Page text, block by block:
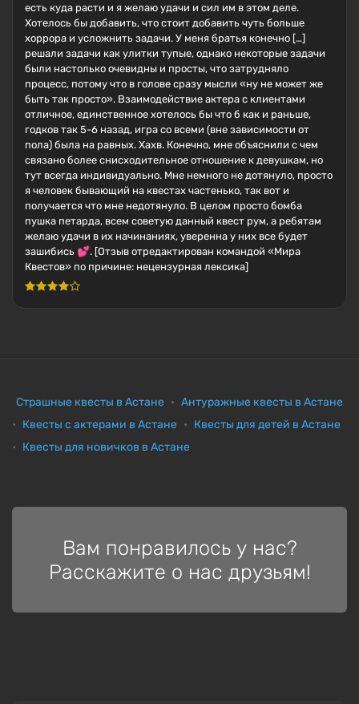
есть куда расти и я желаю удачи и сил им в этом деле.
Хотелось бы добавить, что стоит добавить чуть больше
хоррора и усложнить задачи. У меня братья конечно […]
решали задачи как улитки тупые, однако некоторые задачи
были настолько очевидны и просты, что затрудняло
процесс, потому что в голове сразу мысли «ну не может же
быть так просто». Взаимодействие актера с клиентами
отличное, единственное хотелось бы что б как и раньше,
годков так 5-6 назад, игра со всеми (вне зависимости от
пола) была на равных. Хахв. Конечно, мне объяснили с чем
связано более снисходительное отношение к девушкам, но
тут всегда индивидуально. Мне немного не дотянуло, просто
я человек бывающий на квестах частенько, так вот и
получается что мне недотянуло. В целом просто бомба
пушка петарда, всем советую данный квест рум, а ребятам
желаю удачи в их начинаниях, уверенна у них все будет
зашибись 💕. [Отзыв отредактирован командой «Мира
Квестов» по причине: нецензурная лексика]
Страшные квесты в Астане
Антуражные квесты в Астане
Квесты с актерами в Астане
Квесты для детей в Астане
Квесты для новичков в Астане
Вам понравилось у нас?
Расскажите о нас друзьям!